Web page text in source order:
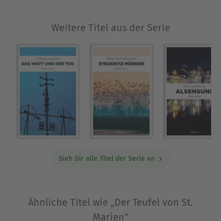
Weitere Titel aus der Serie
Sieh Dir alle Titel der Serie an
Ähnliche Titel wie „Der Teufel von St.
Marien“